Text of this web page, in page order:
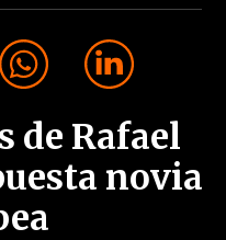
de Rafael
novia